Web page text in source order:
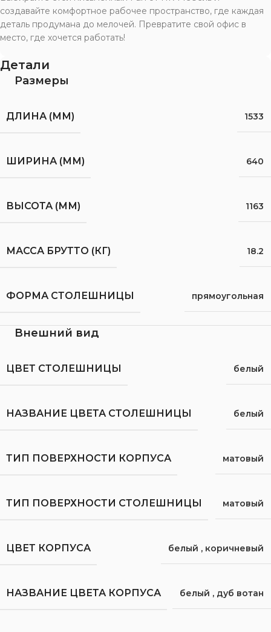
создавайте комфортное рабочее пространство, где каждая
деталь продумана до мелочей. Превратите свой офис в
место, где хочется работать!
Детали
Размеры
ДЛИНА (ММ) 1533
ШИРИНА (ММ) 640
ВЫСОТА (ММ) 1163
МАССА БРУТТО (КГ) 18.2
ФОРМА СТОЛЕШНИЦЫ прямоугольная
Внешний вид
ЦВЕТ СТОЛЕШНИЦЫ белый
НАЗВАНИЕ ЦВЕТА СТОЛЕШНИЦЫ белый
ТИП ПОВЕРХНОСТИ КОРПУСА матовый
ТИП ПОВЕРХНОСТИ СТОЛЕШНИЦЫ матовый
ЦВЕТ КОРПУСА белый , коричневый
НАЗВАНИЕ ЦВЕТА КОРПУСА белый , дуб вотан